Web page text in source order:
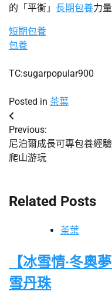
的「平衡」 長期包養力
短期包養
包養
TC:sugarpopular900
Posted in 茶葉
文
章
導
Previous:
尼泊爾成長可專包養經
爬山游玩
Related Posts
茶葉
【冰雪情·冬奧
雪丹珠